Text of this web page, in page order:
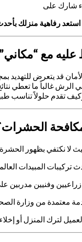
شارك على
منزلك بأحدث
مع “مكاني”
الأمان قد يتعرض
الرش غالباً ما تعطي
تقدم حلولاً تناسب
حيث لا نكتفي بظهور
تركيبات المبيدات
وفنيين مدربين
معتمدة من وزارة
لترك المنزل أو